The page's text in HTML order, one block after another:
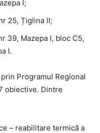
I;
25, Țiglina II;
39, Mazepa I, bloc C5,
I.
Programul Regional
obiective. Dintre
– reabilitare termică a